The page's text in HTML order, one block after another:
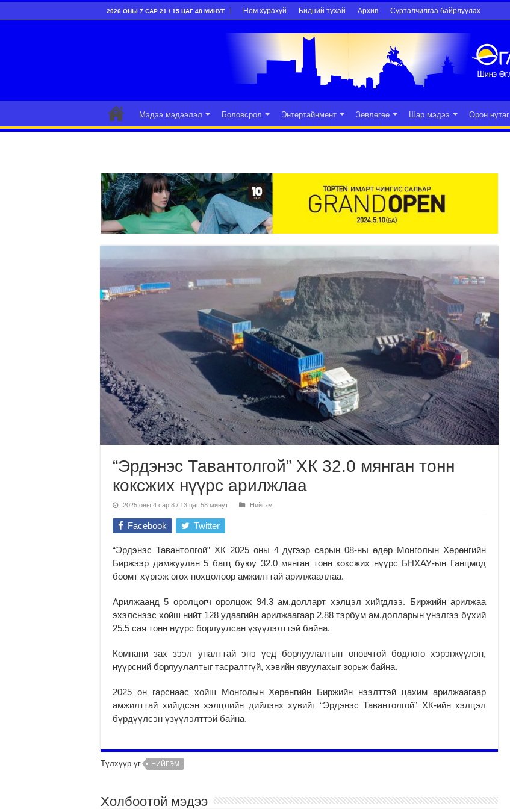
2026 ОНЫ 7 САР 21 / 15 ЦАГ 48 МИНУТ Ном хурахуй Бидний тухай Архив Сурталчилгаа байрлуулах
Мэдээ мэдээлэл Боловсрол Энтертайнмент Зөвлөгөө Шар мэдээ Орон нутаг
“Эрдэнэс Тавантолгой” ХК 32.0 мянган тонн
коксжих нүүрс арилжлаа
2025 оны 4 сар 8 / 13 цаг 58 минут Нийгэм
Facebook Twitter
“Эрдэнэс Тавантолгой” ХК 2025 оны 4 дүгээр сарын 08-ны өдөр Монголын Хөрөнгийн
Биржээр дамжуулан 5 багц буюу 32.0 мянган тонн коксжих нүүрс БНХАУ-ын Ганцмод
боомт хүргэж өгөх нөхцөлөөр амжилттай арилжааллаа.
Арилжаанд 5 оролцогч оролцож 94.3 ам.долларт хэлцэл хийгдлээ. Биржийн арилжаа
эхэлснээс хойш нийт 128 удаагийн арилжаагаар 2.88 тэрбум ам.долларын үнэлгээ бүхий
25.5 сая тонн нүүрс борлуулсан үзүүлэлттэй байна.
Компани зах зээл уналттай энэ үед борлуулалтын оновчтой бодлого хэрэгжүүлэн,
нүүрсний борлуулалтыг тасралтгүй, хэвийн явуулахыг зорьж байна.
2025 он гарснаас хойш Монголын Хөрөнгийн Биржийн нээлттэй цахим арилжаагаар
амжилттай хийгдсэн хэлцлийн дийлэнх хувийг “Эрдэнэс Тавантолгой” ХК-ийн хэлцэл
бүрдүүлсэн үзүүлэлттэй байна.
Түлхүүр үг НИЙГЭМ
Холбоотой мэдээ